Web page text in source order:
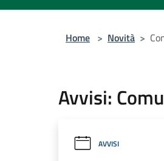
Home > Novità >
Avvisi:
AVVISI